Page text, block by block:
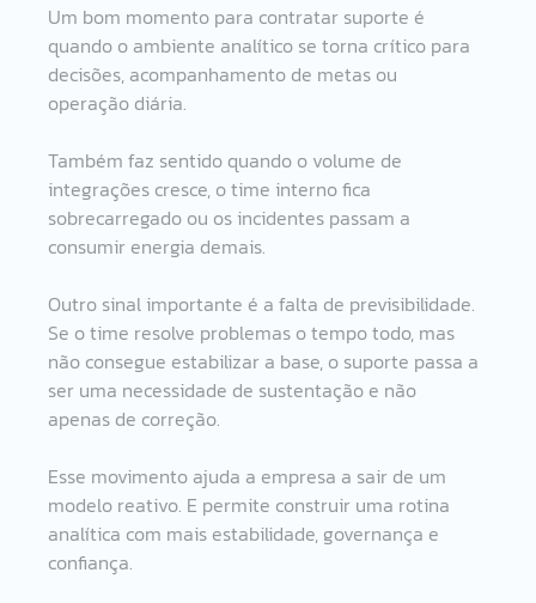
Um bom momento para contratar suporte é
quando o ambiente analítico se torna crítico para
decisões, acompanhamento de metas ou
operação diária.
Também faz sentido quando o volume de
integrações cresce, o time interno fica
sobrecarregado ou os incidentes passam a
consumir energia demais.
Outro sinal importante é a falta de previsibilidade.
Se o time resolve problemas o tempo todo, mas
não consegue estabilizar a base, o suporte passa a
ser uma necessidade de sustentação e não
apenas de correção.
Esse movimento ajuda a empresa a sair de um
modelo reativo. E permite construir uma rotina
analítica com mais estabilidade, governança e
confiança.